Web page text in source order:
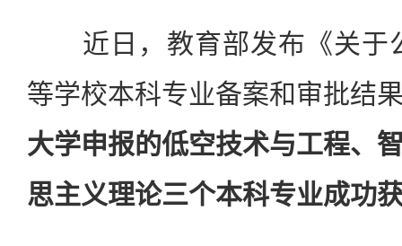
近日，教育部发布《关于
等学校本科专业备案和审批结
大学申报的低空技术与工程、
思主义理论三个本科专业成功